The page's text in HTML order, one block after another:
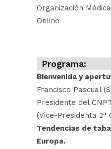
Organización
Online
Programa:
Bienvenida y
Francisco Pascual
Presidente del
(Vice-Presidenta 2ª
Tendencias de
Europa.